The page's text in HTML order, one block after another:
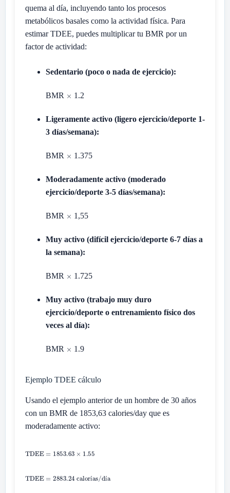
quema al día, incluyendo tanto los procesos
metabólicos basales como la actividad física. Para
estimar TDEE, puedes multiplicar tu BMR por un
factor de actividad:
Sedentario (poco o nada de ejercicio):
BMR 1.2
Ligeramente activo (ligero ejercicio/deporte 1-
3 días/semana):
BMR 1.375
Moderadamente activo (moderado
ejercicio/deporte 3-5 días/semana):
BMR 1,55
Muy activo (difícil ejercicio/deporte 6-7 días a
la semana):
BMR 1.725
Muy activo (trabajo muy duro
ejercicio/deporte o entrenamiento físico dos
veces al día):
BMR 1.9
Ejemplo TDEE cálculo
Usando el ejemplo anterior de un hombre de 30 años
con un BMR de 1853,63 calories/day que es
moderadamente activo: